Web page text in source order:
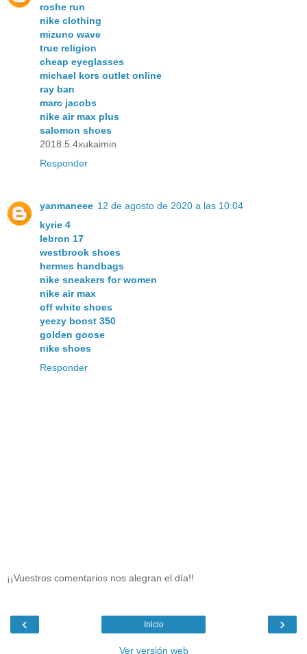
roshe run
nike clothing
mizuno wave
true religion
cheap eyeglasses
michael kors outlet online
ray ban
marc jacobs
nike air max plus
salomon shoes
2018.5.4xukaimin
Responder
yanmaneee 12 de agosto de 2020 a las 10:04
kyrie 4
lebron 17
westbrook shoes
hermes handbags
nike sneakers for women
nike air max
off white shoes
yeezy boost 350
golden goose
nike shoes
Responder
¡¡Vuestros comentarios nos alegran el día!!
‹ ›
Inicio
Ver versión web